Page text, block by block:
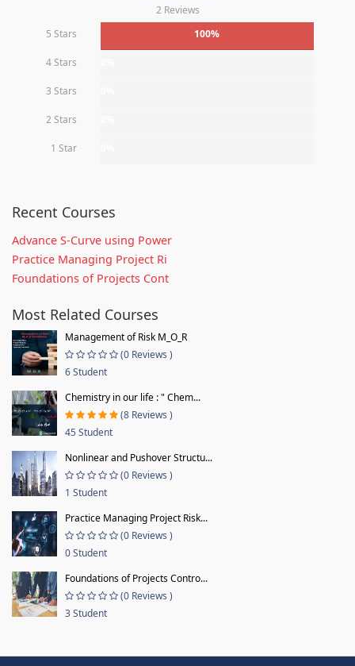
2 Reviews
5 Stars
100%
4 Stars
3 Stars
2 Stars
1 Star
Recent Courses
Advance S-Curve using Power
Practice Managing Project Ri
Foundations of Projects Cont
Most Related Courses
Management of Risk M_O_R
(0 Reviews )
6 Student
Chemistry in our life : " Chem...
(8 Reviews )
45 Student
Nonlinear and Pushover Structu...
(0 Reviews )
1 Student
Practice Managing Project Risk...
(0 Reviews )
0 Student
Foundations of Projects Contro...
(0 Reviews )
3 Student